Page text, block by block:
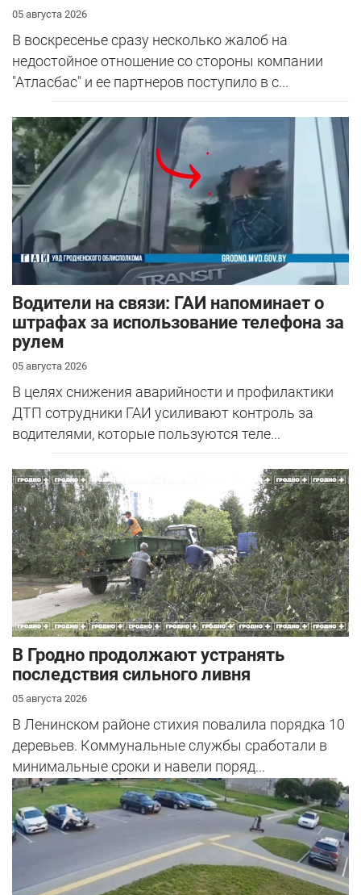
05 августа 2026
В воскресенье сразу несколько жалоб на
недостойное отношение со стороны компании
"Атласбас" и ее партнеров поступило в с...
Водители на связи: ГАИ напоминает о
штрафах за использование телефона за
рулем
05 августа 2026
В целях снижения аварийности и профилактики
ДТП сотрудники ГАИ усиливают контроль за
водителями, которые пользуются теле...
В Гродно продолжают устранять
последствия сильного ливня
05 августа 2026
В Ленинском районе стихия повалила порядка 10
деревьев. Коммунальные службы сработали в
минимальные сроки и навели поряд...